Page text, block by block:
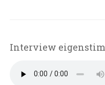
Interview